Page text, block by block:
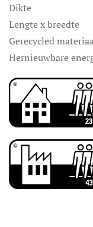
Dikte
Lengte x breedte
Gerecycled
Hernieuwbare